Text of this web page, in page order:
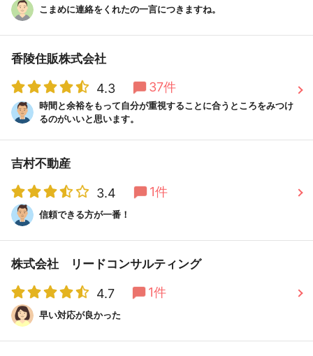
こまめに連絡をくれたの一言につきますね。
香陵住販株式会社
4.3 37件
時間と余裕をもって自分が重視することに合うところをみつけ
るのがいいと思います。
吉村不動産
3.4 1件
信頼できる方が一番！
株式会社 リードコンサルティング
4.7 1件
早い対応が良かった